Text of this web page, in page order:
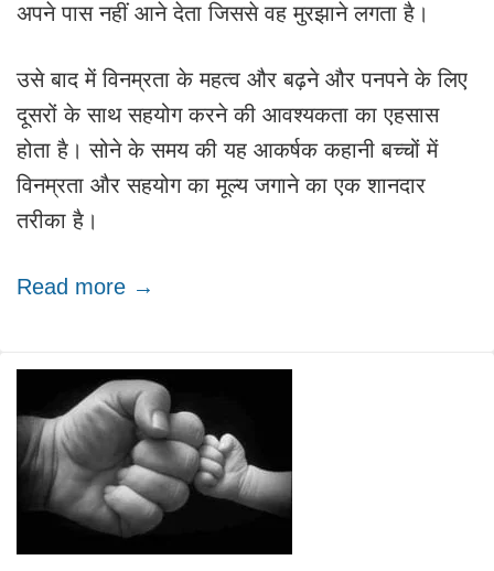
अपने पास नहीं आने देता जिससे वह मुरझाने लगता है।
उसे बाद में विनम्रता के महत्व और बढ़ने और पनपने के लिए
दूसरों के साथ सहयोग करने की आवश्यकता का एहसास
होता है। सोने के समय की यह आकर्षक कहानी बच्चों में
विनम्रता और सहयोग का मूल्य जगाने का एक शानदार
तरीका है।
Read more →